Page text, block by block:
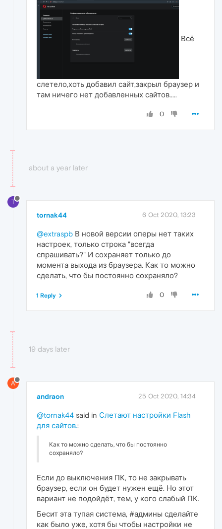
Всё
слетело,хоть добавил сайт,закрыл браузер и
там ничего нет добавленных сайтов.....
0
about a year later
T
tornak44 6 Oct 2020, 13:23
@extraspb В новой версии оперы нет таких
настроек, только строка "всегда
спрашивать?" И сохраняет только до
момента выхода из браузера. Как то можно
сделать, что бы постоянно сохраняло?
0
1 Reply
19 days later
A
andraon 25 Oct 2020, 14:34
@tornak44 said in Слетают настройки Flash
для сайтов.:
Как то можно сделать, что бы постоянно
сохраняло?
Если до выключения ПК, то не закрывать
браузер, если он будет нужен ещё. Но этот
вариант не подойдёт, тем, у кого слабый ПК.
Бесит эта тупая система, #админы сделайте
как было уже, хотя бы чтобы настройки не